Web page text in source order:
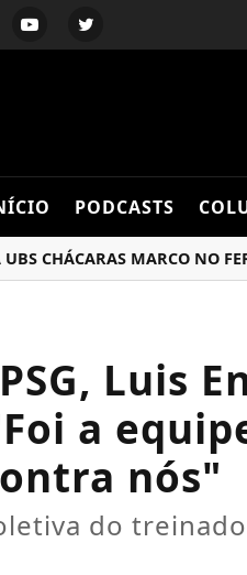
PODCASTS
MARCO NO
Luis
a
nós"
do